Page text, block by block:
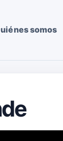
somos